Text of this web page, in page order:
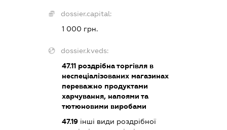
dossier.capital:
1 000 грн.
dossier.kveds:
47.11 роздрібна торгівля в
неспеціалізованих магазинах
переважно продуктами
харчування, напоями та
тютюновими виробами
47.19 інші види роздрібної